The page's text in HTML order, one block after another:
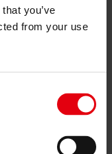
you’ve
from your use
Україна